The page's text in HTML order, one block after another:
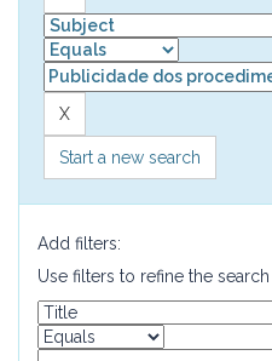
Start a new search
Add filters:
Use filters to refine the search